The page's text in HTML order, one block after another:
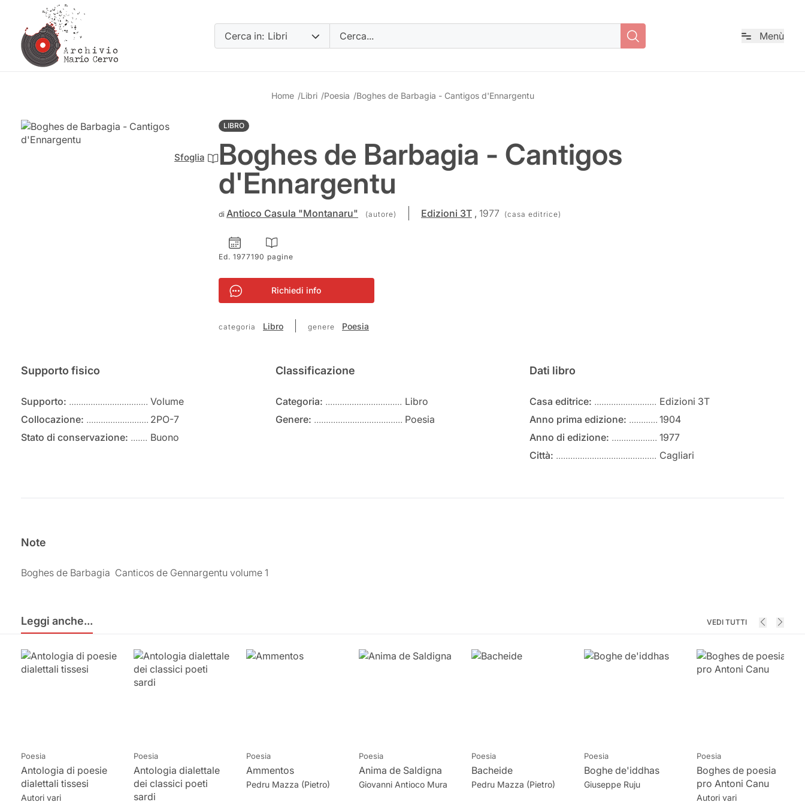
Cerca in:
Cerca
Menù
Home /Libri /Poesia /Boghes de Barbagia - Cantigos d'Ennargentu
Sfoglia
LIBRO
Boghes de Barbagia - Cantigos
d'Ennargentu
di Antioco Casula "Montanaru" (autore) Edizioni 3T , 1977 (casa editrice)
Ed. 1977190 pagine
Richiedi info
categoria Libro genere Poesia
Informazioni
Supporto fisico
Supporto:
Volume
Collocazione:
2PO-7
Stato di conservazione:
Buono
Classificazione
Categoria:
Libro
Genere:
Poesia
Dati libro
Casa editrice:
Edizioni 3T
Anno prima edizione:
1904
Anno di edizione:
1977
Città:
Cagliari
Note
Boghes de Barbagia  Canticos de Gennargentu volume 1
Leggi anche...
Leggi anche... VEDI TUTTI
Poesia
Antologia di poesie
dialettali tissesi
Autori vari
Poesia
Antologia dialettale
dei classici poeti
sardi
Poesia
Ammentos
Pedru Mazza (Pietro)
Poesia
Anima de Saldigna
Giovanni Antioco Mura
Poesia
Bacheide
Pedru Mazza (Pietro)
Poesia
Boghe de'iddhas
Giuseppe Ruju
Poesia
Boghes de poesia
pro Antoni Canu
Autori vari